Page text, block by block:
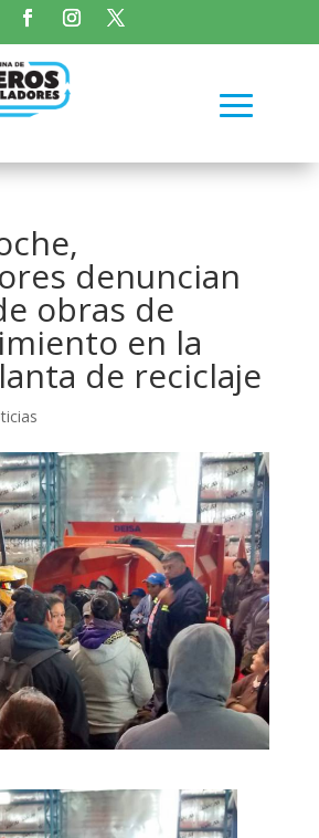
denuncian
obras de
en la
de reciclaje